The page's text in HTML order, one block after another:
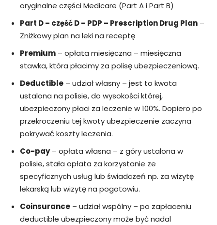
oryginalne części Medicare (Part A i Part B)
Part D – część D – PDP – Prescription Drug Plan –
Zniżkowy plan na leki na receptę
Premium – opłata miesięczna – miesięczna
stawka, która płacimy za polisę ubezpieczeniową.
Deductible – udział własny – jest to kwota
ustalona na polisie, do wysokości której,
ubezpieczony płaci za leczenie w 100%. Dopiero po
przekroczeniu tej kwoty ubezpieczenie zaczyna
pokrywać koszty leczenia.
Co-pay– opłata własna – z góry ustalona w
polisie, stała opłata za korzystanie ze
specyficznych usług lub świadczeń np. za wizytę
lekarską lub wizytę na pogotowiu.
Coinsurance – udział wspólny – po zapłaceniu
deductible ubezpieczony może być nadal